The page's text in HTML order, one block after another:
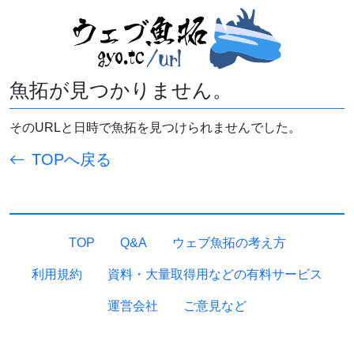
魚拓が見つかりません。
そのURLと日時で魚拓を見つけられませんでした。
TOPへ戻る
TOP Q&A ウェブ魚拓の考え方
利用規約 資料・大量取得用などの有料サービス
運営会社 ご意見など